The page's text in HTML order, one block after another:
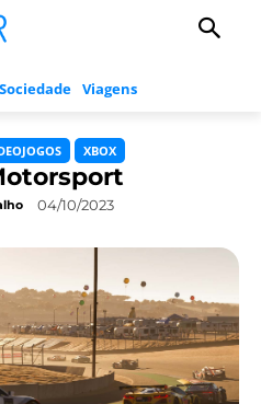
Sociedade Viagens
XBOX
04/10/2023